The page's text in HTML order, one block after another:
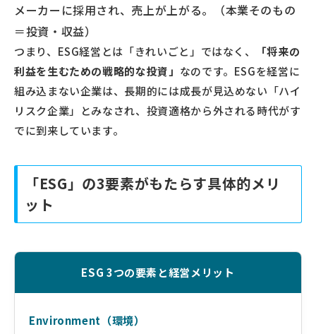
メーカーに採用され、売上が上がる。（本業そのもの
＝投資・収益）
つまり、ESG経営とは「きれいごと」ではなく、
「将来の
利益を生むための戦略的な投資」 なのです。ESGを経営に
組み込まない企業は、長期的には成長が見込めない「ハイ
リスク企業」とみなされ、投資適格から外される時代がす
でに到来しています。
「ESG」の3要素がもたらす具体的メリ
ット
ESG 3つの要素と経営メリット
Environment（環境）